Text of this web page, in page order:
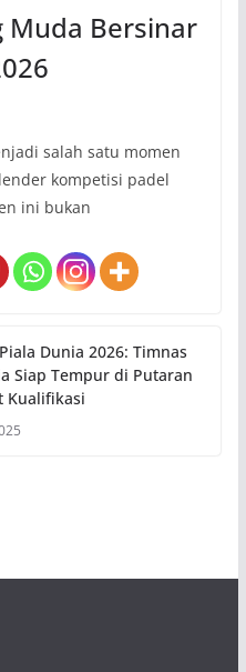
Muda Bersinar
salah satu momen
kompetisi padel
ini bukan
Dunia 2026: Timnas
Siap Tempur di Putaran
Kualifikasi